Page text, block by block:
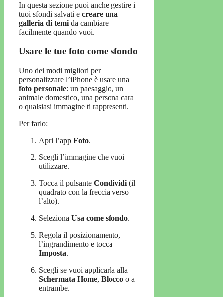
In questa sezione puoi anche gestire i
tuoi sfondi salvati e creare una
galleria di temi da cambiare
facilmente quando vuoi.
Usare le tue foto come sfondo
Uno dei modi migliori per
personalizzare l’iPhone è usare una
foto personale: un paesaggio, un
animale domestico, una persona cara
o qualsiasi immagine ti rappresenti.
Per farlo:
Apri l’app Foto.
Scegli l’immagine che vuoi
utilizzare.
Tocca il pulsante Condividi (il
quadrato con la freccia verso
l’alto).
Seleziona Usa come sfondo.
Regola il posizionamento,
l’ingrandimento e tocca
Imposta.
Scegli se vuoi applicarla alla
Schermata Home, Blocco o a
entrambe.